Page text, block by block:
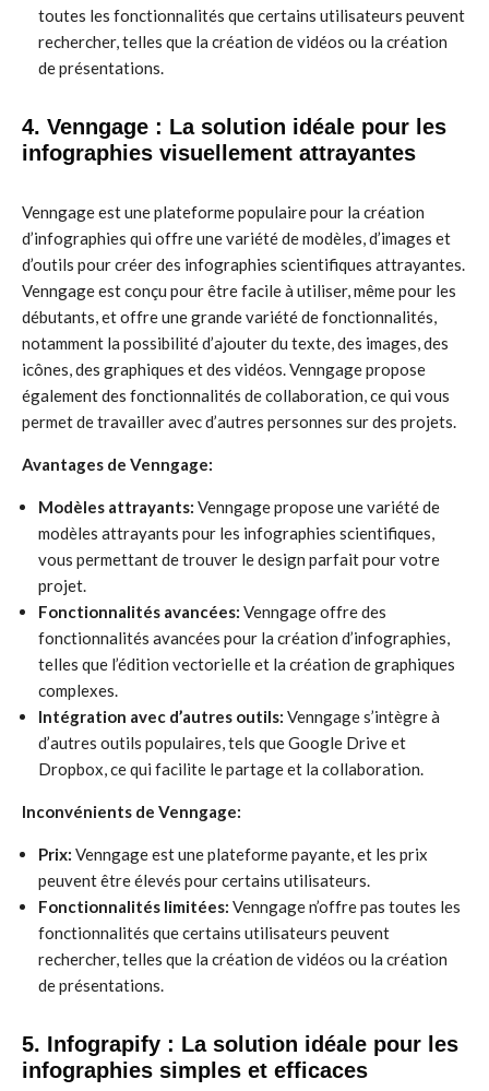
toutes les fonctionnalités que certains utilisateurs peuvent
rechercher, telles que la création de vidéos ou la création
de présentations.
4. Venngage : La solution idéale pour les
infographies visuellement attrayantes
Venngage est une plateforme populaire pour la création
d’infographies qui offre une variété de modèles, d’images et
d’outils pour créer des infographies scientifiques attrayantes.
Venngage est conçu pour être facile à utiliser, même pour les
débutants, et offre une grande variété de fonctionnalités,
notamment la possibilité d’ajouter du texte, des images, des
icônes, des graphiques et des vidéos. Venngage propose
également des fonctionnalités de collaboration, ce qui vous
permet de travailler avec d’autres personnes sur des projets.
Avantages de Venngage:
Modèles attrayants: Venngage propose une variété de
modèles attrayants pour les infographies scientifiques,
vous permettant de trouver le design parfait pour votre
projet.
Fonctionnalités avancées: Venngage offre des
fonctionnalités avancées pour la création d’infographies,
telles que l’édition vectorielle et la création de graphiques
complexes.
Intégration avec d’autres outils: Venngage s’intègre à
d’autres outils populaires, tels que Google Drive et
Dropbox, ce qui facilite le partage et la collaboration.
Inconvénients de Venngage:
Prix: Venngage est une plateforme payante, et les prix
peuvent être élevés pour certains utilisateurs.
Fonctionnalités limitées: Venngage n’offre pas toutes les
fonctionnalités que certains utilisateurs peuvent
rechercher, telles que la création de vidéos ou la création
de présentations.
5. Infograpify : La solution idéale pour les
infographies simples et efficaces